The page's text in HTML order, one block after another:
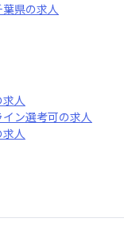
葉県の求人
求人
イン選考可の求人
求人